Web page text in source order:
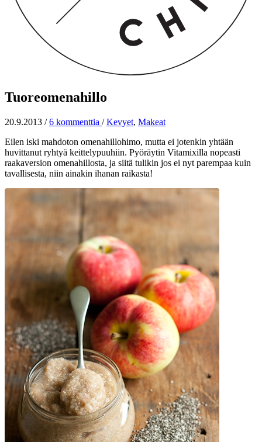
Tuoreomenahillo
20.9.2013 / 6 kommenttia / Kevyet, Makeat
Eilen iski mahdoton omenahillohimo, mutta ei jotenkin yhtään
huvittanut ryhtyä keittelypuuhiin. Pyöräytin Vitamixilla nopeasti
raakaversion omenahillosta, ja siitä tulikin jos ei nyt parempaa kuin
tavallisesta, niin ainakin ihanan raikasta!